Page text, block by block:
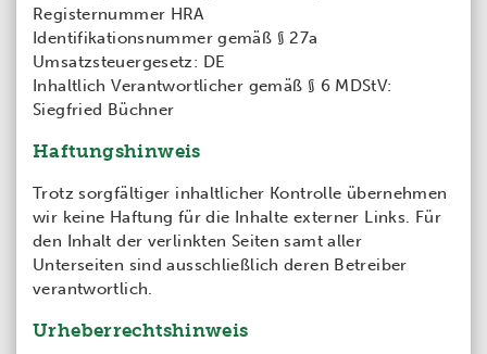
Registernummer HRA
Identifikationsnummer gemäß § 27a
Umsatzsteuergesetz: DE
Inhaltlich Verantwortlicher gemäß § 6 MDStV:
Siegfried Büchner
Haftungshinweis
Trotz sorgfältiger inhaltlicher Kontrolle übernehmen
wir keine Haftung für die Inhalte externer Links. Für
den Inhalt der verlinkten Seiten samt aller
Unterseiten sind ausschließlich deren Betreiber
verantwortlich.
Urheberrechtshinweis